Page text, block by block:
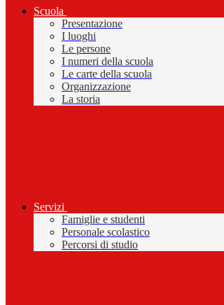
Scuola
Presentazione
I luoghi
Le persone
I numeri della scuola
Le carte della scuola
Organizzazione
La storia
Servizi
Famiglie e studenti
Personale scolastico
Percorsi di studio